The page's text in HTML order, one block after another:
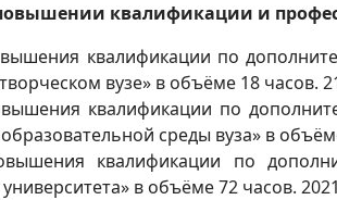
квалификации и
квалификации по
вузе» в объёме 18 часов.
квалификации по
среды вуза» в
квалификации по
университета» в объёме 72 часов.